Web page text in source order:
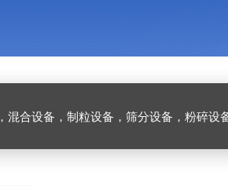
混合设备，制粒设备，筛分设备，粉碎设